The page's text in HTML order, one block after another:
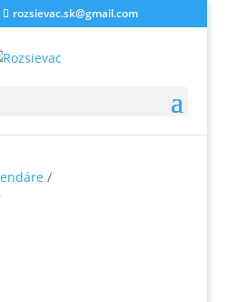
rozsievac.sk@gmail.com
/